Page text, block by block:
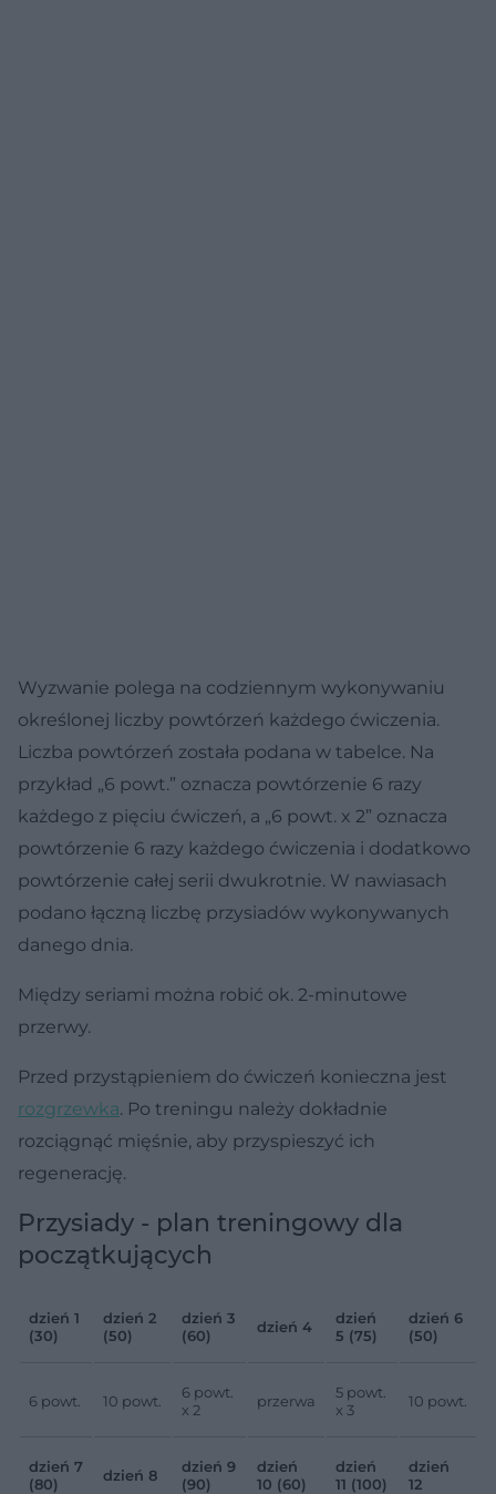
Wyzwanie polega na codziennym wykonywaniu
określonej liczby powtórzeń każdego ćwiczenia.
Liczba powtórzeń została podana w tabelce. Na
przykład „6 powt.” oznacza powtórzenie 6 razy
każdego z pięciu ćwiczeń, a „6 powt. x 2” oznacza
powtórzenie 6 razy każdego ćwiczenia i dodatkowo
powtórzenie całej serii dwukrotnie. W nawiasach
podano łączną liczbę przysiadów wykonywanych
danego dnia.
Między seriami można robić ok. 2-minutowe
przerwy.
Przed przystąpieniem do ćwiczeń konieczna jest
rozgrzewka. Po treningu należy dokładnie
rozciągnąć mięśnie, aby przyspieszyć ich
regenerację.
Przysiady - plan treningowy dla
początkujących
dzień 1
(30)
dzień 2
(50)
dzień 3
(60)
dzień 4
dzień
5 (75)
dzień 6
(50)
6 powt. 10 powt.
6 powt.
x 2
przerwa
5 powt.
x 3
10 powt.
dzień 7
(80)
dzień 8
dzień 9
(90)
dzień
10 (60)
dzień
11 (100)
dzień
12